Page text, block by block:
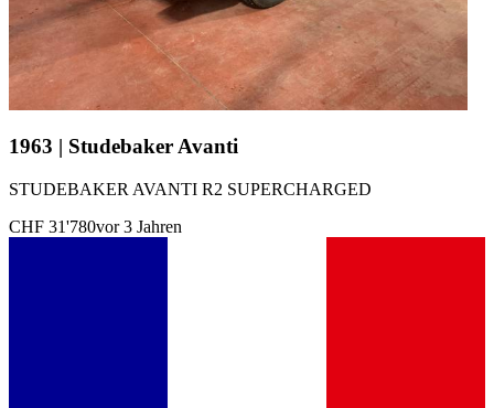
1963 | Studebaker Avanti
STUDEBAKER AVANTI R2 SUPERCHARGED
CHF 31'780vor 3 Jahren